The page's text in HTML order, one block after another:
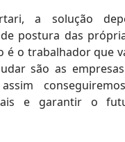
a solução
postura das
é o trabalhador que
são as
e garantir o